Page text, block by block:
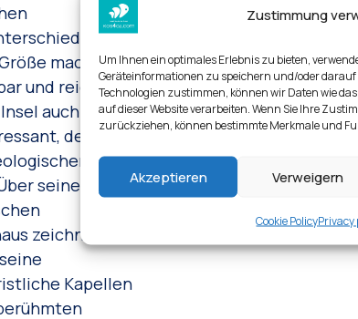
Zustimmung
Um Ihnen ein optimales Erlebnis zu bieten,
Geräteinformationen zu speichern und/oder darauf
Technologien zustimmen, können wir Daten wie
auf dieser Website verarbeiten. Wenn Sie Ihre
zurückziehen, können bestimmte Merkmale und
Akzeptieren Verweigern
Cookie PolicyPrivacy
macht
und reich an
auch
denn es
seine
zeichnet
Kapellen
obwohl sie zur
sie mehr den Kykladen,
besondere Schönheit
Mehr lesen